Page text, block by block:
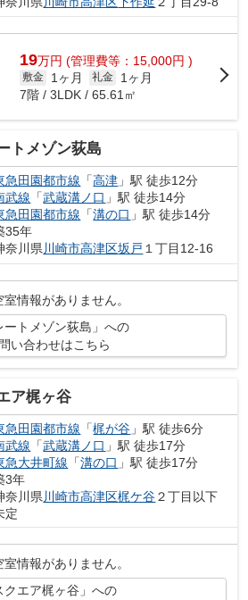
19万円 (管理費等：15,000円 )
敷金 1ヶ月 礼金
1ヶ月
7階 / 3LDK / 65.61㎡
トメゾン荻島
急田園都市線 「高津 」駅 徒歩12分
武線 「武蔵溝ノ口 」駅 徒歩14分
急田園都市線 「溝の口 」駅 徒歩14分
35年
奈川県川崎市高津区坂戸 １丁目12-16
情報がありません。
ートメゾン荻島」への
い合わせはこちら
ア梶ヶ谷
急田園都市線 「梶が谷 」駅 徒歩6分
武線 「武蔵溝ノ口 」駅 徒歩17分
急大井町線 「溝の口 」駅 徒歩17分
3年
奈川県 川崎市高津区梶ケ谷２丁目以下
定
情報がありません。
クエア梶ヶ谷」への